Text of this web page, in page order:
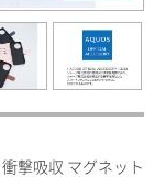
撃吸収 マグネット